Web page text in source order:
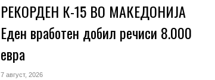
РЕКОРДЕН К-15 ВО МАКЕДОНИЈА
Еден вработен добил речиси 8.000
евра
7 август, 2026